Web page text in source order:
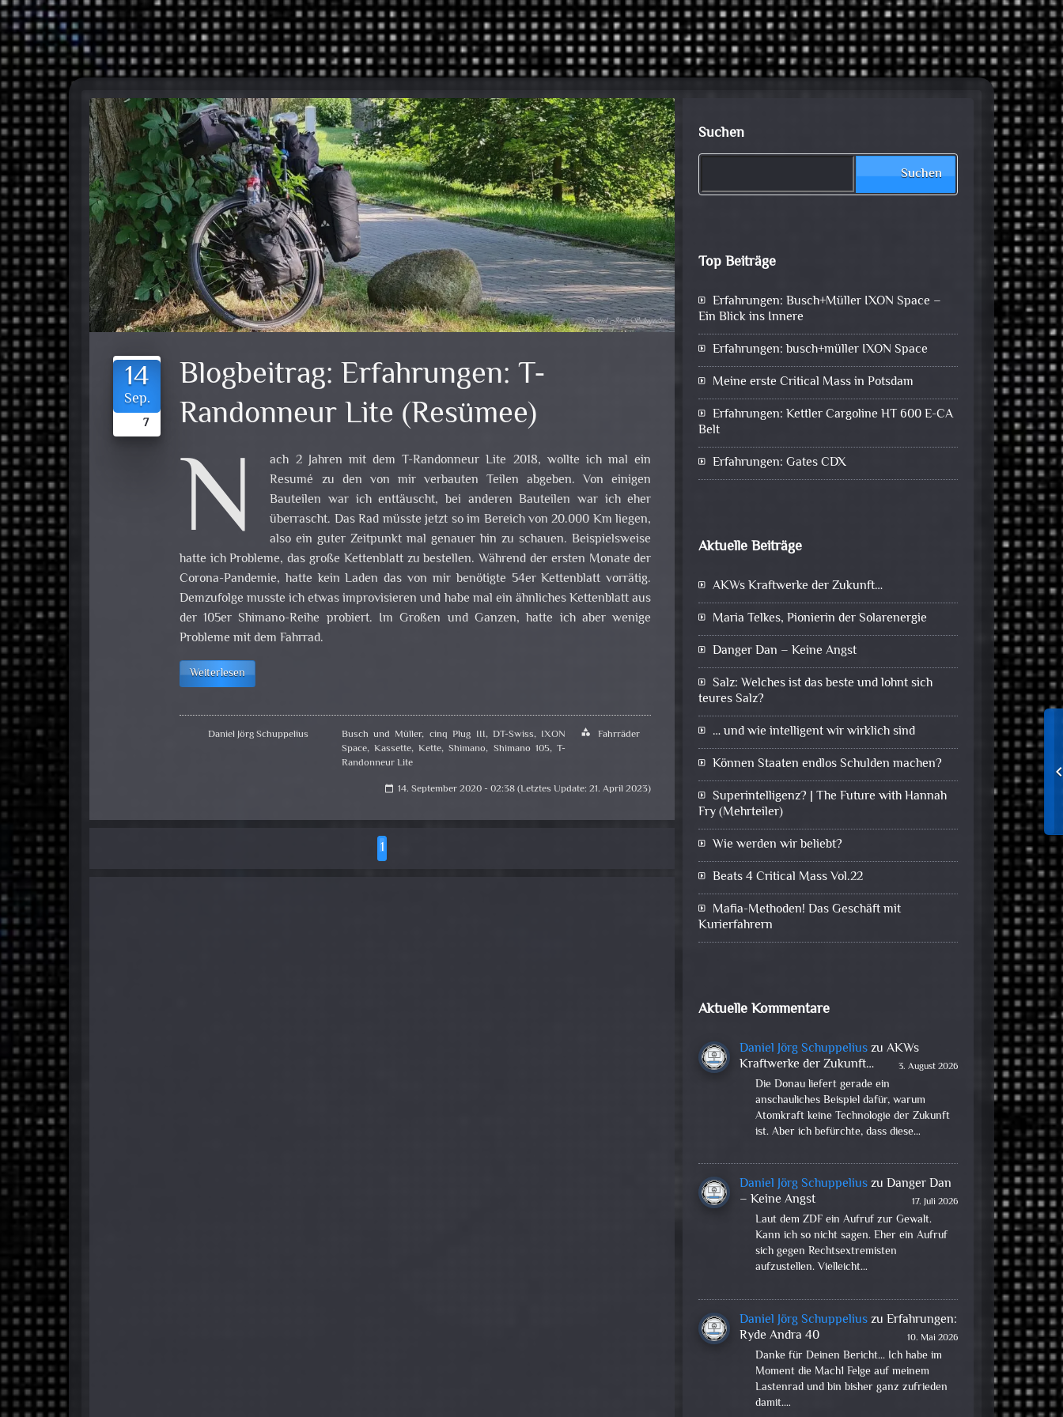
14
Sep.
7
Blogbeitrag: Erfahrungen: T-
Randonneur Lite (Resümee)
N
ach 2 Jahren mit dem T-Randonneur Lite 2018, wollte ich mal ein
Resumé zu den von mir verbauten Teilen abgeben. Von einigen
Bauteilen war ich enttäuscht, bei anderen Bauteilen war ich eher
überrascht. Das Rad müsste jetzt so im Bereich von 20.000 Km liegen,
also ein guter Zeitpunkt mal genauer hin zu schauen. Beispielsweise
hatte ich Probleme, das große Kettenblatt zu bestellen. Während der ersten Monate der
Corona-Pandemie, hatte kein Laden das von mir benötigte 54er Kettenblatt vorrätig.
Demzufolge musste ich etwas improvisieren und habe mal ein ähnliches Kettenblatt aus
der 105er Shimano-Reihe probiert. Im Großen und Ganzen, hatte ich aber wenige
Probleme mit dem Fahrrad.
Weiterlesen
Daniel Jörg Schuppelius Busch und Müller, cinq Plug III, DT-Swiss, IXON
Space, Kassette,Kette,Shimano, Shimano 105,T-
Randonneur Lite
category Fahrräder
calendar_today 14. September 2020 - 02:38 (Letztes Update: 21. April 2023)
1
Suchen
Suchen
Top Beiträge
Erfahrungen: Busch+Müller IXON Space –
Ein Blick ins Innere
Erfahrungen: busch+müller IXON Space
Meine erste Critical Mass in Potsdam
Erfahrungen: Kettler Cargoline HT 600 E-CA
Belt
Erfahrungen: Gates CDX
Aktuelle Beiträge
AKWs Kraftwerke der Zukunft…
Maria Telkes, Pionierin der Solarenergie
Danger Dan – Keine Angst
Salz: Welches ist das beste und lohnt sich
teures Salz?
… und wie intelligent wir wirklich sind
Können Staaten endlos Schulden machen?
Superintelligenz? | The Future with Hannah
Fry (Mehrteiler)
Wie werden wir beliebt?
Beats 4 Critical Mass Vol.22
Mafia-Methoden! Das Geschäft mit
Kurierfahrern
Aktuelle Kommentare
Daniel Jörg SchuppeliuszuAKWs
Kraftwerke der Zukunft…
3. August 2026
Die Donau liefert gerade ein
anschauliches Beispiel dafür, warum
Atomkraft keine Technologie der Zukunft
ist. Aber ich befürchte, dass diese…
Daniel Jörg SchuppeliuszuDanger Dan
– Keine Angst
17. Juli 2026
Laut dem ZDF ein Aufruf zur Gewalt.
Kann ich so nicht sagen. Eher ein Aufruf
sich gegen Rechtsextremisten
aufzustellen. Vielleicht…
Daniel Jörg SchuppeliuszuErfahrungen:
Ryde Andra 40
10. Mai 2026
Danke für Deinen Bericht... Ich habe im
Moment die Mach1 Felge auf meinem
Lastenrad und bin bisher ganz zufrieden
damit.…